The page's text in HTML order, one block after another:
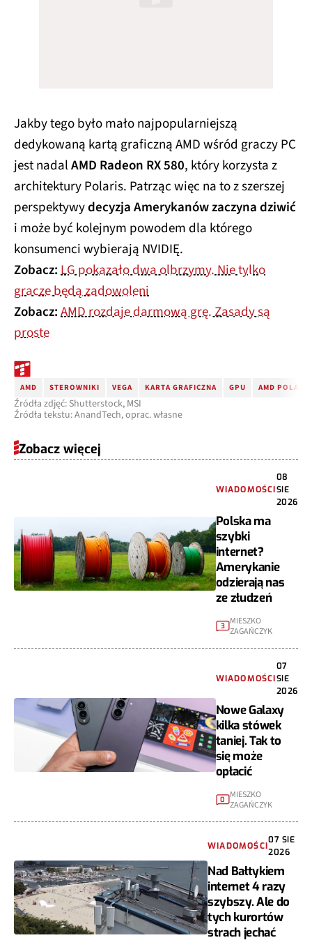
Jakby tego było mało najpopularniejszą
dedykowaną kartą graficzną AMD wśród graczy PC
jest nadalAMD Radeon RX 580, który korzysta z
architektury Polaris. Patrząc więc na to z szerszej
perspektywydecyzja Amerykanów zaczyna dziwić
i może być kolejnym powodem dla którego
konsumenci wybierają NVIDIĘ.
Zobacz:LG pokazało dwa olbrzymy. Nie tylko
gracze będą zadowoleni
Zobacz:AMD rozdaje darmową grę. Zasady są
proste
AMD STEROWNIKI VEGA KARTA GRAFICZNA GPU AMD POLARIS
Źródła zdjęć: Shutterstock, MSI
Źródła tekstu: AnandTech, oprac. własne
Zobacz więcej
WIADOMOŚCI
08
SIE
2026
Polska ma
szybki
internet?
Amerykanie
odzierają nas
ze złudzeń
3 MIESZKO
ZAGAŃCZYK
WIADOMOŚCI
07
SIE
2026
Nowe Galaxy
kilka stówek
taniej. Tak to
się może
opłacić
0 MIESZKO
ZAGAŃCZYK
WIADOMOŚCI
07 SIE
2026
Nad Bałtykiem
internet 4 razy
szybszy. Ale do
tych kurortów
strach jechać